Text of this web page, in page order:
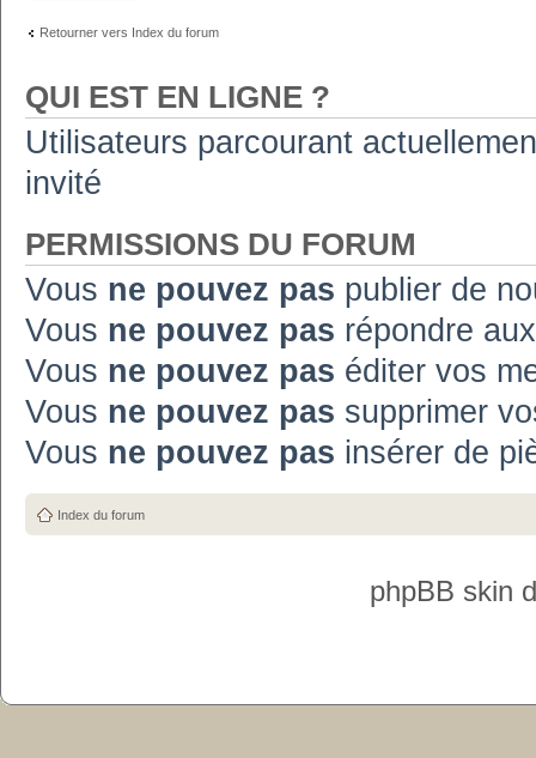
Retourner vers Index du forum
QUI EST EN LIGNE ?
Utilisateurs parcourant
invité
PERMISSIONS DU FORUM
Vous ne pouvez pas publier de
Vous ne pouvez pas répondre
Vous ne pouvez pas éditer vos
Vous ne pouvez pas supprimer
Vous ne pouvez pas insérer de
Index du forum
phpBB skin